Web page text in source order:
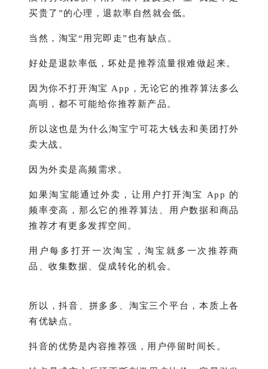
买贵了”的心理，退款率自然就会低。
当然，淘宝“用完即走”也有缺点。
好处是退款率低，坏处是推荐流量很难做起来。
因为你不打开淘宝 App，无论它的推荐算法多么
高明，都不可能给你推荐新产品。
所以这也是为什么淘宝宁可花大钱去和美团打外
卖大战。
因为外卖是高频需求。
如果淘宝能通过外卖，让用户打开淘宝 App 的
频率变高，那么它的推荐算法、用户数据和商品
推荐才有更多发挥空间。
用户每多打开一次淘宝，淘宝就多一次推荐商
品、收集数据、促成转化的机会。
所以，抖音、拼多多、淘宝三个平台，本质上各
有优缺点。
抖音的优势是内容推荐强，用户停留时间长。